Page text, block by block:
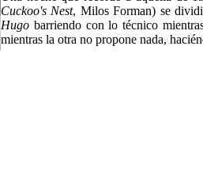
Cuckoo's Nest, Milos Forman) se
Hugo barriendo con lo técnico
mientras la otra no propone nada,